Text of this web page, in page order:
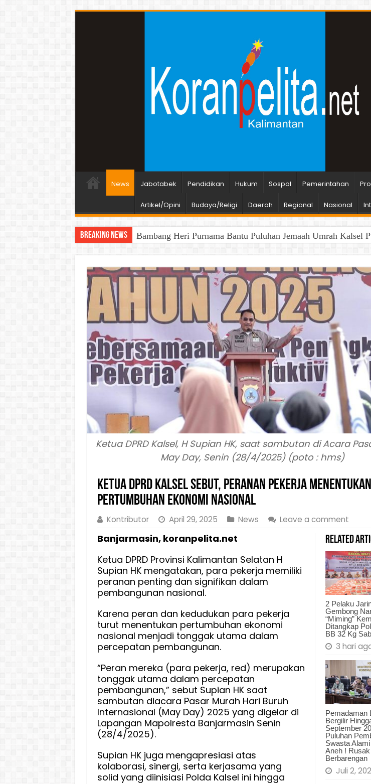
News Jabotabek Pendidikan Hukum Sospol Pemerintahan
Artikel/Opini Budaya/Religi Daerah Regional Nasional
Breaking News Bambang Heri Purnama Bantu Puluhan Jemaah Umrah Kalsel
Ketua DPRD Kalsel, H Supian HK, saat sambutan di Acara
May Day, Senin (28/4/2025) (poto : hms)
Ketua DPRD Kalsel Sebut, Peranan Pekerja Menentukan
Pertumbuhan Ekonomi Nasional
Kontributor April 29, 2025 News Leave a comment
Related
2 Pelaku
Gembong
“Miming”
Ditangkap
BB 32 Kg
3 hari
Pemadaman
Bergilir
September
Puluhan
Swasta
Aneh !
Berbarengan
Juli 2,
Banjarmasin, koranpelita.net
Ketua DPRD Provinsi Kalimantan Selatan H
Supian HK mengatakan, para pekerja memiliki
peranan penting dan signifikan dalam
pembangunan nasional.
Karena peran dan kedudukan para pekerja
turut menentukan pertumbuhan ekonomi
nasional menjadi tonggak utama dalam
percepatan pembangunan.
“Peran mereka (para pekerja, red) merupakan
tonggak utama dalam percepatan
pembangunan,” sebut Supian HK saat
sambutan diacara Pasar Murah Hari Buruh
Internasional (May Day) 2025 yang digelar di
Lapangan Mapolresta Banjarmasin Senin
(28/4/2025).
Supian HK juga mengapresiasi atas
kolaborasi, sinergi, serta kerjasama yang
solid yang diinisiasi Polda Kalsel ini hingga